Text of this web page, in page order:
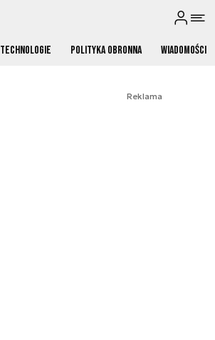
Technologie Polityka obronna Wiadomości
Reklama